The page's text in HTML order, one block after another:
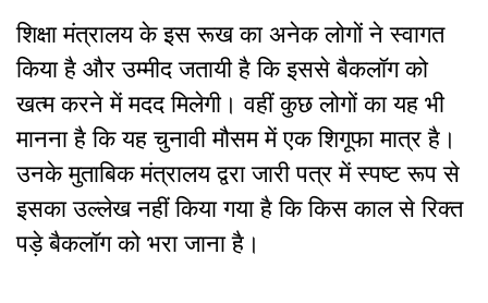
शिक्षा मंत्रालय के इस रूख का अनेक लोगों ने स्वागत
किया है और उम्मीद जतायी है कि इससे बैकलॉग को
खत्म करने में मदद मिलेगी। वहीं कुछ लोगों का यह भी
मानना है कि यह चुनावी मौसम में एक शिगूफा मात्र है।
उनके मुताबिक मंत्रालय द्वरा जारी पत्र में स्पष्ट रूप से
इसका उल्लेख नहीं किया गया है कि किस काल से रिक्त
पड़े बैकलॉग को भरा जाना है।